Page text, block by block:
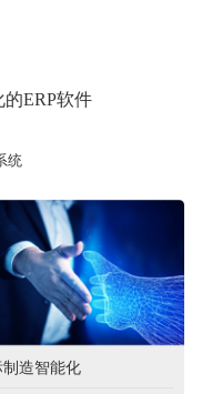
ERP软件
统
制造智能化